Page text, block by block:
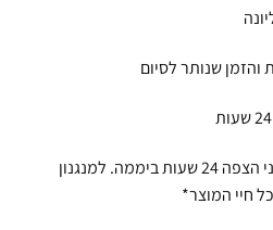
והזמן שנותר לסיום
®AquaStop – מנגנון הגנה בפני הצפה 24 שעות ביממה. למנגנון
חיי המוצר*